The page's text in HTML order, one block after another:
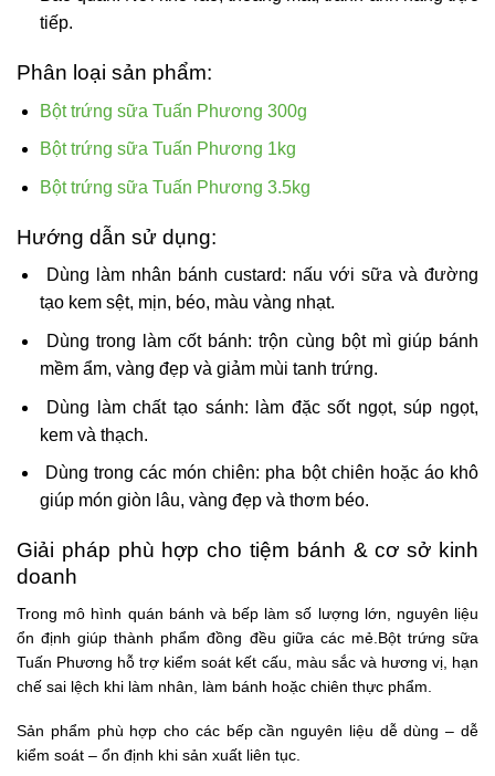
tiếp.
Phân loại sản phẩm:
Bột trứng sữa Tuấn Phương 300g
Bột trứng sữa Tuấn Phương 1kg
Bột trứng sữa Tuấn Phương 3.5kg
Hướng dẫn sử dụng:
Dùng làm nhân bánh custard: nấu với sữa và đường
tạo kem sệt, mịn, béo, màu vàng nhạt.
Dùng trong làm cốt bánh: trộn cùng bột mì giúp bánh
mềm ẩm, vàng đẹp và giảm mùi tanh trứng.
Dùng làm chất tạo sánh: làm đặc sốt ngọt, súp ngọt,
kem và thạch.
Dùng trong các món chiên: pha bột chiên hoặc áo khô
giúp món giòn lâu, vàng đẹp và thơm béo.
Giải pháp phù hợp cho tiệm bánh & cơ sở kinh
doanh
Trong mô hình quán bánh và bếp làm số lượng lớn, nguyên liệu
ổn định giúp thành phẩm đồng đều giữa các mẻ.Bột trứng sữa
Tuấn Phương hỗ trợ kiểm soát kết cấu, màu sắc và hương vị, hạn
chế sai lệch khi làm nhân, làm bánh hoặc chiên thực phẩm.
Sản phẩm phù hợp cho các bếp cần nguyên liệu dễ dùng – dễ
kiểm soát – ổn định khi sản xuất liên tục.